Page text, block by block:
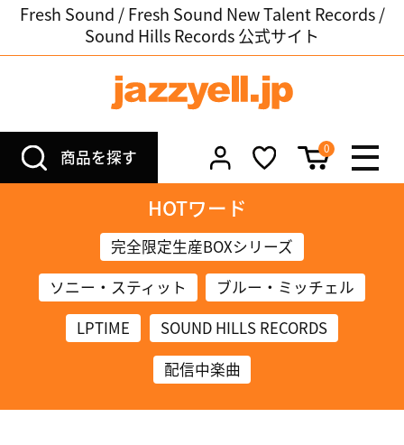
Fresh Sound / Fresh Sound New Talent Records /
Sound Hills Records 公式サイト
商品を探す 0
HOTワード
完全限定生産BOXシリーズ
ソニー・スティット
ブルー・ミッチェル
LPTIME
SOUND HILLS RECORDS
配信中楽曲